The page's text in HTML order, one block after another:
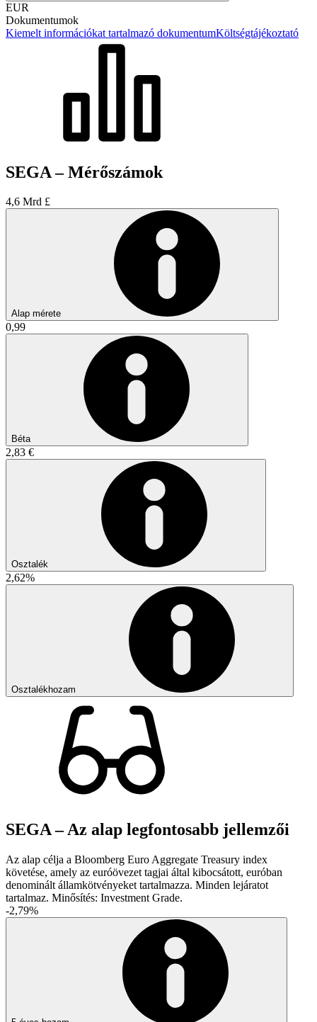
EUR
Dokumentumok
Kiemelt információkat tartalmazó dokumentumKöltségtájékoztató
SEGA – Mérőszámok
4,6 Mrd £
Alap mérete
0,99
Béta
2,83 €
Osztalék
2,62%
Osztalékhozam
SEGA – Az alap legfontosabb jellemzői
Az alap célja a Bloomberg Euro Aggregate Treasury index
követése, amely az euróövezet tagjai által kibocsátott, euróban
denominált államkötvényeket tartalmazza. Minden lejáratot
tartalmaz. Minősítés: Investment Grade.
-2,79%